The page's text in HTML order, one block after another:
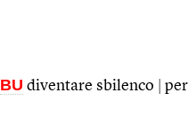
BU diventare sbilenco